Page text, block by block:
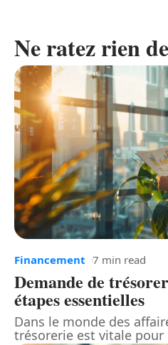
Ne ratez rien
Financement 7 min read
Demande de
étapes essentielles
Dans le monde des
trésorerie est vitale pour